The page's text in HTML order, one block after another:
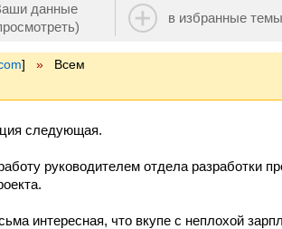
данные
в избранные темы
] » Всем
следующая.
руководителем отдела разработки
интересная, что вкупе с неплохой